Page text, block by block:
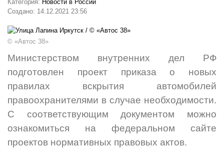
Категория: Новости в России
Создано: 14.12.2021 23:56
© «Автос 38»
Министерством внутренних дел РФ
подготовлен проект приказа о новых
правилах вскрытия автомобилей
правоохранителями в случае необходимости.
С соответствующим документом можно
ознакомиться на федеральном сайте
проектов нормативных правовых актов.